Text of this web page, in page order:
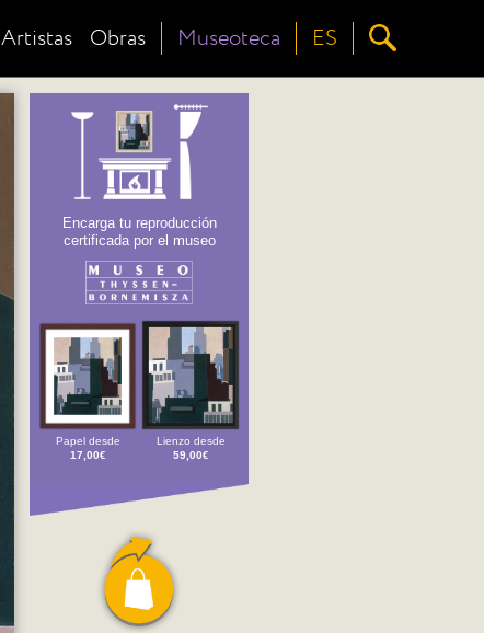
Artistas Obras Museoteca ES
Encarga tu reproducción
certificada por el museo
Papel desde
17,00€
Lienzo desde
59,00€